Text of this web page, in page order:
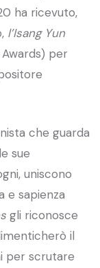
ha ricevuto,
l’Isang Yun
per
che guarda
sue
uniscono
e sapienza
gli riconosce
il
per scrutare